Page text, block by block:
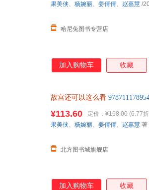
哈尼兔图书专营店
果美侠、 杨婉丽、 姜倩倩、 赵嘉慧 /
加入购物车 收藏
故宫还可以这么看
¥113.60 定价： ¥168.00 (6.77
北方图书城旗舰店
果美侠、 杨婉丽、 姜倩倩、 赵嘉慧 著
加入购物车 收藏